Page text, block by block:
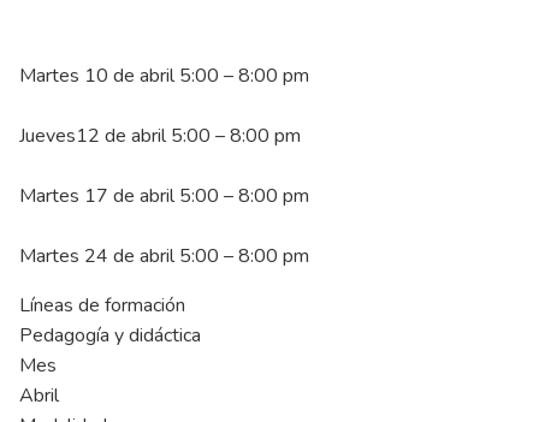
Martes 10 de abril 5:00 – 8:00 pm
Jueves12 de abril 5:00 – 8:00 pm
Martes 17 de abril 5:00 – 8:00 pm
Martes 24 de abril 5:00 – 8:00 pm
Líneas de formación
Pedagogía y didáctica
Mes
Abril